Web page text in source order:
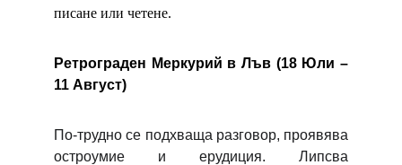
писане или четене.
Ретрограден Меркурий в Лъв (18 Юли –
11 Август)
По-трудно се подхваща разговор, проявява
остроумие и ерудиция. Липсва